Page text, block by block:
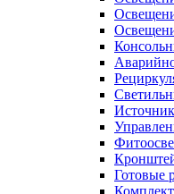
Готовые